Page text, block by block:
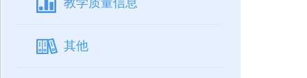
教学质量信息
其他